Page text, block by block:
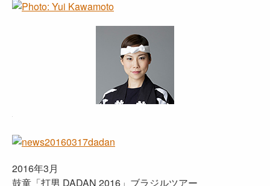
2016年3月
鼓童「打男 DADAN 2016」ブラジルツアー